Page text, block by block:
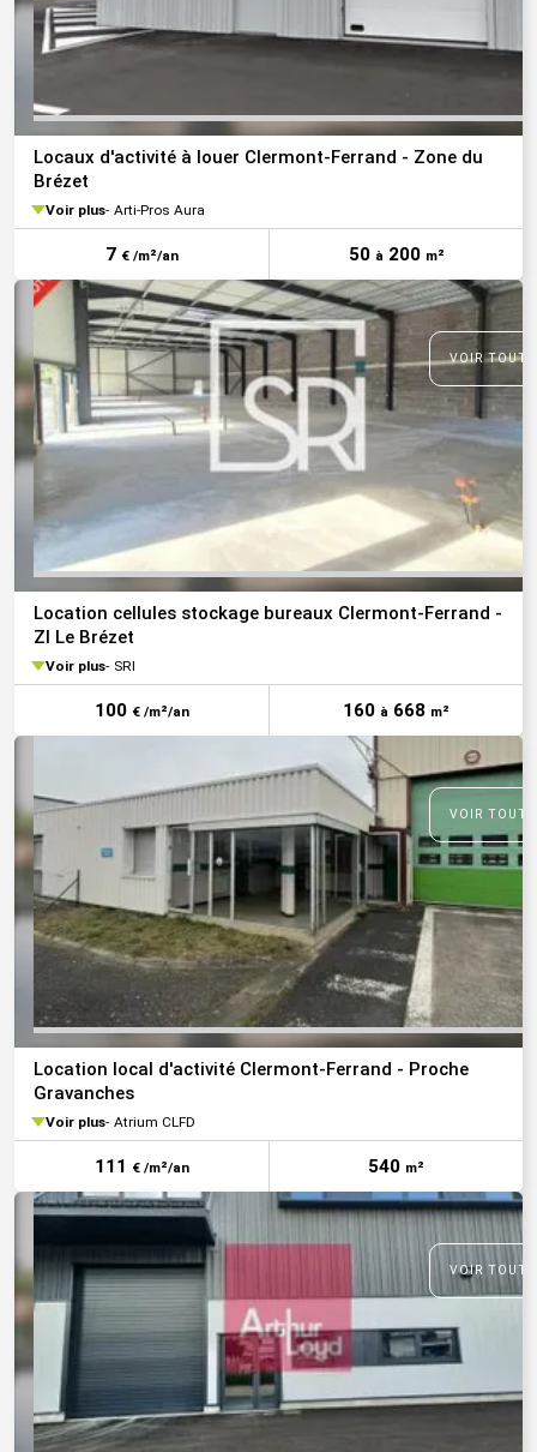
Locaux d'activité à louer Clermont-Ferrand - Zone du
Brézet
Voir plus Arti-Pros Aura
7 € /m²/an 50 à 200 m²
VOIR
Location cellules stockage bureaux Clermont-Ferrand -
ZI Le Brézet
Voir plus SRI
100 € /m²/an 160 à 668 m²
VOIR
Location local d'activité Clermont-Ferrand - Proche
Gravanches
Voir plus Atrium CLFD
111 € /m²/an 540 m²
VOIR